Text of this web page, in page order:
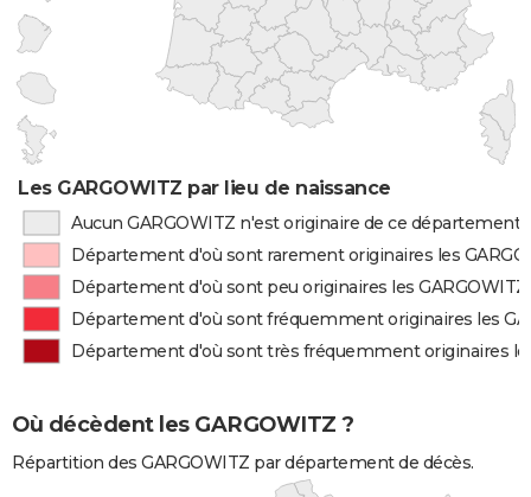
Les GARGOWITZ par lieu de naissance
Aucun GARGOWITZ n'est originaire de ce département
Département d'où sont rarement originaires les
Département d'où sont peu originaires les GARGOWITZ
Département d'où sont fréquemment originaires les
Département d'où sont très fréquemment originaires
Où décèdent les GARGOWITZ ?
Répartition des GARGOWITZ par département de décès.